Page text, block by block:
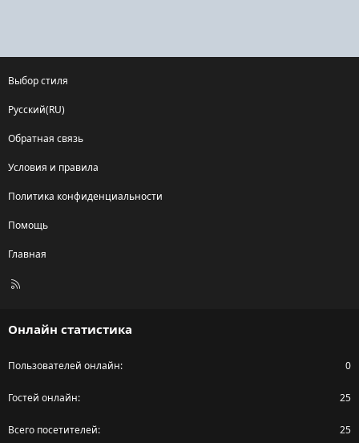
Выбор стиля
Русский(RU)
Обратная связь
Условия и правила
Политика конфиденциальности
Помощь
Главная
R
Онлайн статистика
Пользователей онлайн 0
Гостей онлайн 25
Всего посетителей 25